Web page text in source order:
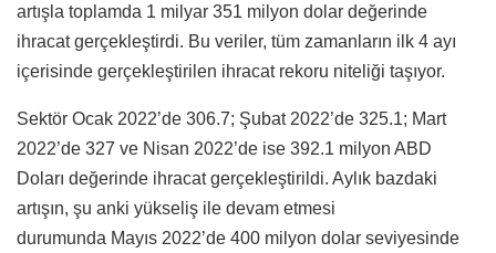
artışla toplamda 1 milyar 351 milyon dolar değerinde
ihracat gerçekleştirdi. Bu veriler, tüm zamanların ilk 4 ayı
içerisinde gerçekleştirilen ihracat rekoru niteliği taşıyor.
Sektör Ocak 2022’de 306.7; Şubat 2022’de 325.1; Mart
2022’de 327 ve Nisan 2022’de ise 392.1 milyon ABD
Doları değerinde ihracat gerçekleştirildi. Aylık bazdaki
artışın, şu anki yükseliş ile devam etmesi
durumunda Mayıs 2022’de 400 milyon dolar seviyesinde